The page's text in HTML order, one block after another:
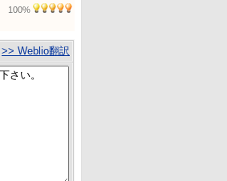
100%
>> Weblio翻訳